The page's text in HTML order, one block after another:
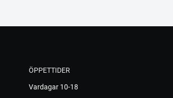
ÖPPETTIDER
Vardagar 10-18